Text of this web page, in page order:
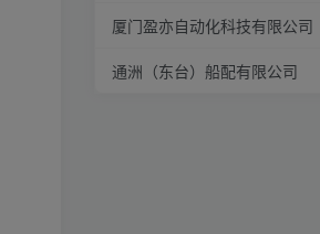
厦门盈亦自动化科技有限公司
通洲（东台）船配有限公司